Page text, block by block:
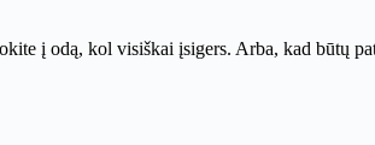
į odą, kol visiškai įsigers. Arba, kad būtų